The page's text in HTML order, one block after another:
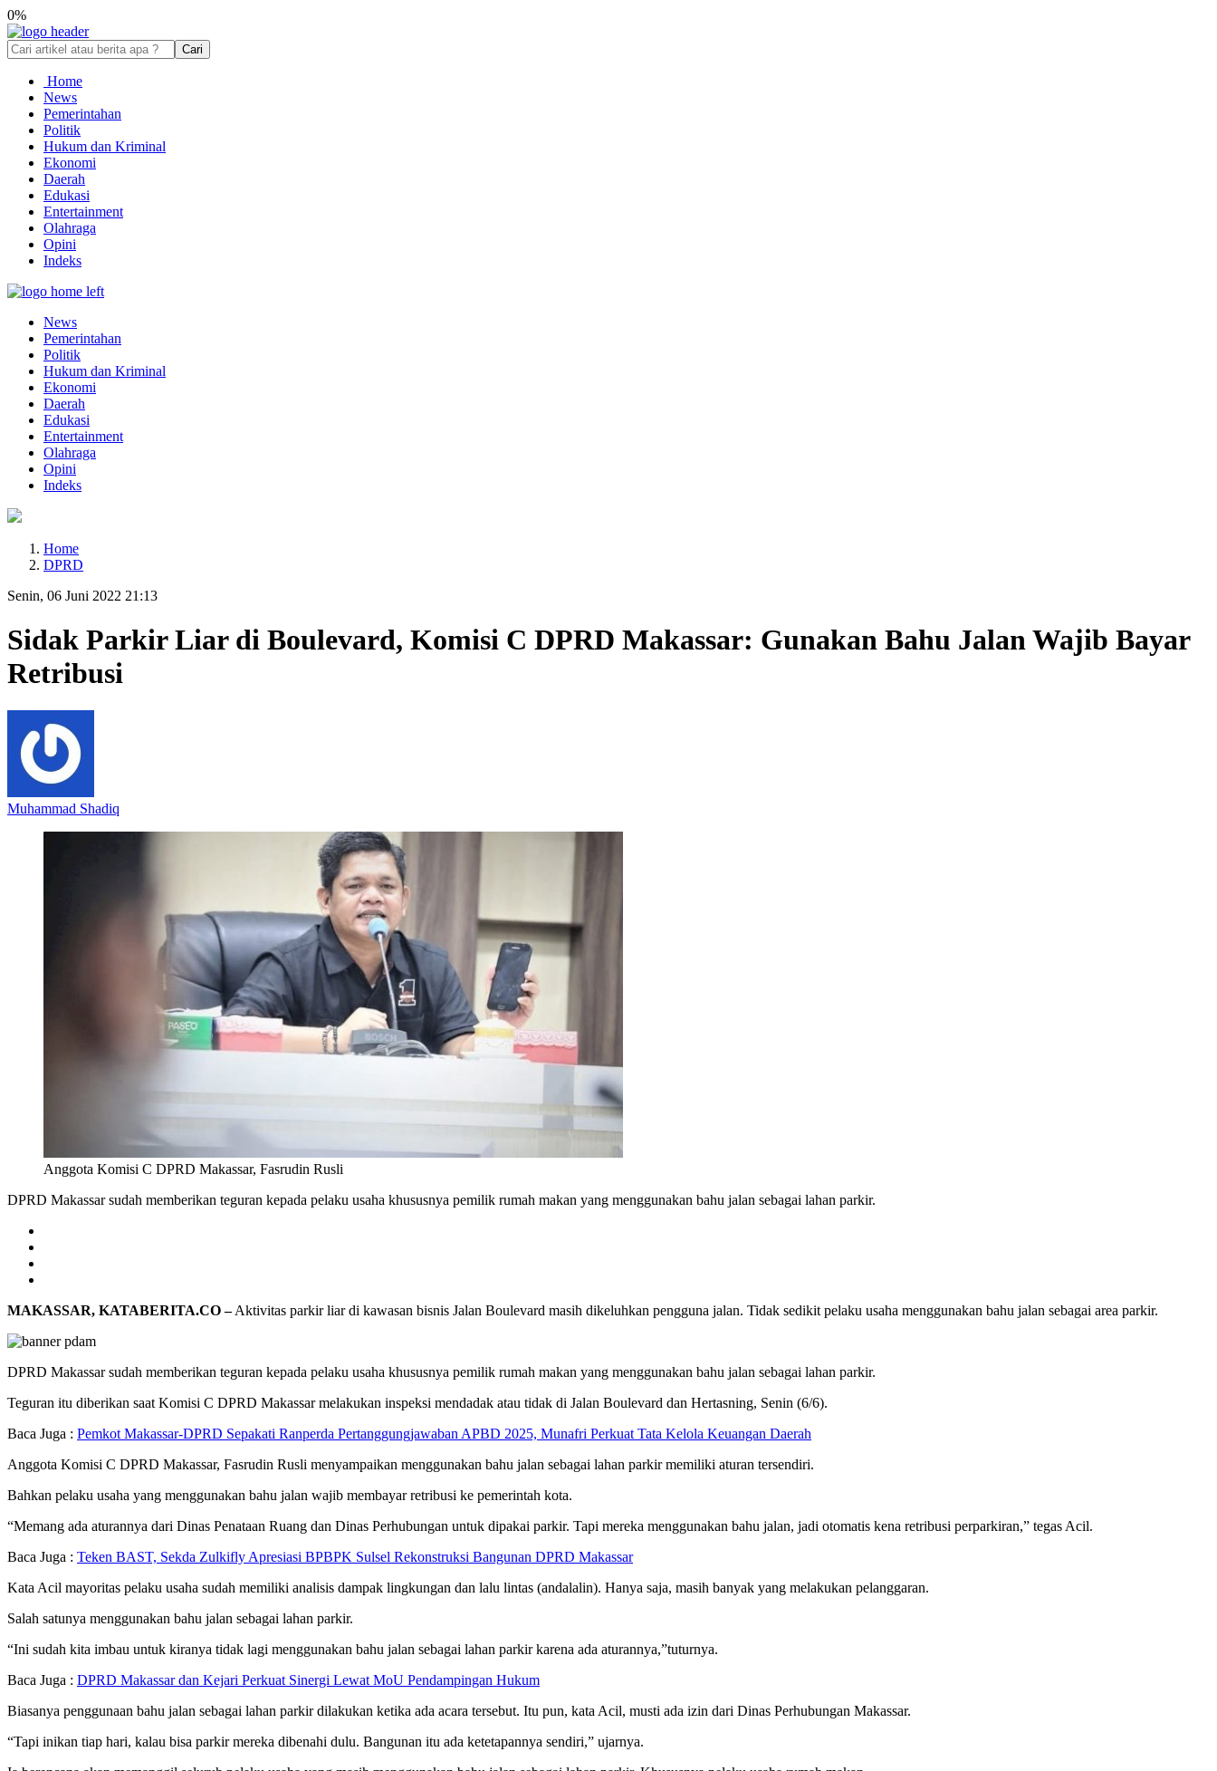
0%
Cari
Home
News
Pemerintahan
Politik
Hukum dan Kriminal
Ekonomi
Daerah
Edukasi
Entertainment
Olahraga
Opini
Indeks
News
Pemerintahan
Politik
Hukum dan Kriminal
Ekonomi
Daerah
Edukasi
Entertainment
Olahraga
Opini
Indeks
Home
DPRD
Senin, 06 Juni 2022 21:13
Sidak Parkir Liar di Boulevard, Komisi C DPRD Makassar: Gunakan Bahu Jalan Wajib Bayar
Retribusi
Muhammad Shadiq
Anggota Komisi C DPRD Makassar, Fasrudin Rusli
DPRD Makassar sudah memberikan teguran kepada pelaku usaha khususnya pemilik rumah makan yang menggunakan bahu jalan sebagai lahan parkir.
MAKASSAR, KATABERITA.CO –Aktivitas parkir liar di kawasan bisnis Jalan Boulevard masih dikeluhkan pengguna jalan. Tidak sedikit pelaku usaha menggunakan bahu jalan sebagai area parkir.
DPRD Makassar sudah memberikan teguran kepada pelaku usaha khususnya pemilik rumah makan yang menggunakan bahu jalan sebagai lahan parkir.
Teguran itu diberikan saat Komisi C DPRD Makassar melakukan inspeksi mendadak atau tidak di Jalan Boulevard dan Hertasning, Senin (6/6).
Baca Juga : Pemkot Makassar-DPRD Sepakati Ranperda Pertanggungjawaban APBD 2025, Munafri Perkuat Tata Kelola Keuangan Daerah
Anggota Komisi C DPRD Makassar, Fasrudin Rusli menyampaikan menggunakan bahu jalan sebagai lahan parkir memiliki aturan tersendiri.
Bahkan pelaku usaha yang menggunakan bahu jalan wajib membayar retribusi ke pemerintah kota.
“Memang ada aturannya dari Dinas Penataan Ruang dan Dinas Perhubungan untuk dipakai parkir. Tapi mereka menggunakan bahu jalan, jadi otomatis kena retribusi perparkiran,” tegas Acil.
Baca Juga : Teken BAST, Sekda Zulkifly Apresiasi BPBPK Sulsel Rekonstruksi Bangunan DPRD Makassar
Kata Acil mayoritas pelaku usaha sudah memiliki analisis dampak lingkungan dan lalu lintas (andalalin). Hanya saja, masih banyak yang melakukan pelanggaran.
Salah satunya menggunakan bahu jalan sebagai lahan parkir.
“Ini sudah kita imbau untuk kiranya tidak lagi menggunakan bahu jalan sebagai lahan parkir karena ada aturannya,”tuturnya.
Baca Juga : DPRD Makassar dan Kejari Perkuat Sinergi Lewat MoU Pendampingan Hukum
Biasanya penggunaan bahu jalan sebagai lahan parkir dilakukan ketika ada acara tersebut. Itu pun, kata Acil, musti ada izin dari Dinas Perhubungan Makassar.
“Tapi inikan tiap hari, kalau bisa parkir mereka dibenahi dulu. Bangunan itu ada ketetapannya sendiri,” ujarnya.